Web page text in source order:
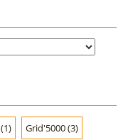
(1) Grid'5000(3)